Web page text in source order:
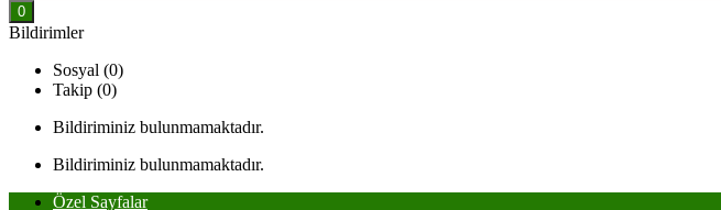
0
Bildirimler
Sosyal (0)
Takip (0)
Bildiriminiz bulunmamaktadır.
Bildiriminiz bulunmamaktadır.
Özel Sayfalar